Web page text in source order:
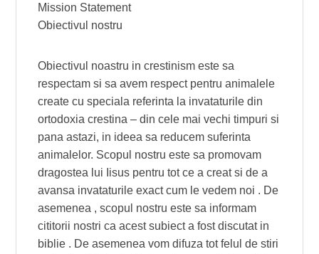
Mission Statement
Obiectivul nostru
Obiectivul noastru in crestinism este sa
respectam si sa avem respect pentru animalele
create cu speciala referinta la invataturile din
ortodoxia crestina – din cele mai vechi timpuri si
pana astazi, in ideea sa reducem suferinta
animalelor. Scopul nostru este sa promovam
dragostea lui Iisus pentru tot ce a creat si de a
avansa invataturile exact cum le vedem noi . De
asemenea , scopul nostru este sa informam
cititorii nostri ca acest subiect a fost discutat in
biblie . De asemenea vom difuza tot felul de stiri